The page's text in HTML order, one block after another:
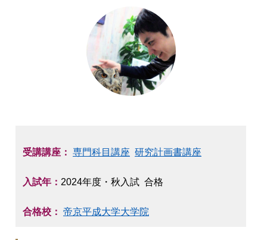
受講講座： 専門科目講座 研究計画書講座
入試年： 2024年度・秋入試 合格
合格校： 帝京平成大学大学院